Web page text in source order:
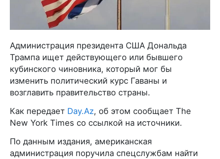
Администрация президента США Дональда
Трампа ищет действующего или бывшего
кубинского чиновника, который мог бы
изменить политический курс Гаваны и
возглавить правительство страны.
Как передает Day.Az, об этом сообщает The
New York Times со ссылкой на источники.
По данным издания, американская
администрация поручила спецслужбам найти